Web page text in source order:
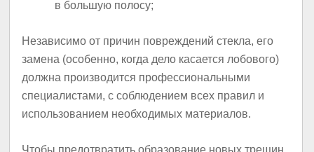
в большую полосу;
Независимо от причин повреждений стекла, его
замена (особенно, когда дело касается лобового)
должна производится профессиональными
специалистами, с соблюдением всех правил и
использованием необходимых материалов.